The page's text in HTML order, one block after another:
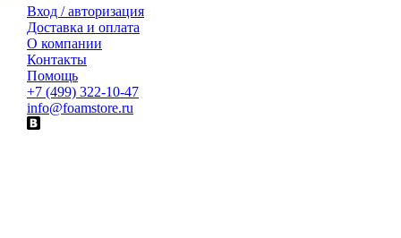
Вход / авторизация
Доставка и оплата
О компании
Контакты
Помощь
+7 (499) 322-10-47
info@foamstore.ru